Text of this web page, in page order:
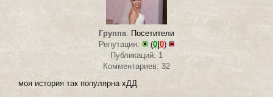
Группа: Посетители
Репутация:
(0| 0)
Публикаций: 1
Комментариев: 32
моя история так популярна хДД